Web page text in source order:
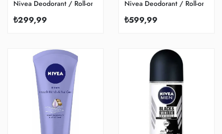
Nivea Deodorant / Roll-on
₺299,99
Nivea Deodorant / Roll-on
₺599,99